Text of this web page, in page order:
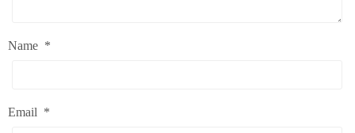
Name *
Email *